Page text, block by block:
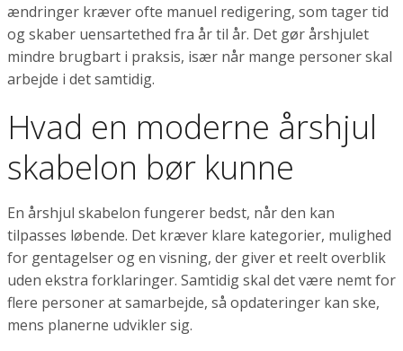
ændringer kræver ofte manuel redigering, som tager tid
og skaber uensartethed fra år til år. Det gør årshjulet
mindre brugbart i praksis, især når mange personer skal
arbejde i det samtidig.
Hvad en moderne årshjul
skabelon bør kunne
En årshjul skabelon fungerer bedst, når den kan
tilpasses løbende. Det kræver klare kategorier, mulighed
for gentagelser og en visning, der giver et reelt overblik
uden ekstra forklaringer. Samtidig skal det være nemt for
flere personer at samarbejde, så opdateringer kan ske,
mens planerne udvikler sig.